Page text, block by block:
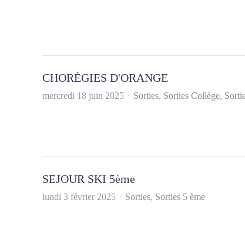
CHORÉGIES D'ORANGE
mercredi 18 juin 2025 Sorties Sorties Collège
SEJOUR SKI 5ème
lundi 3 février 2025 Sorties Sorties 5 ème